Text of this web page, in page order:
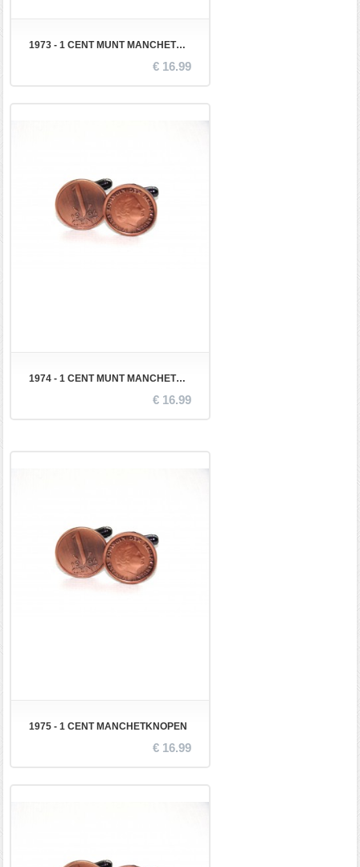
1973 - 1 CENT MUNT MANCHETKNOPEN
€ 16.99
1974 - 1 CENT MUNT MANCHETKNOPEN
€ 16.99
1975 - 1 CENT MANCHETKNOPEN
€ 16.99